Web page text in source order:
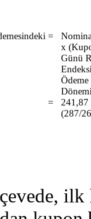
=
x
Günü
Ödeme
=
(287/
ilk